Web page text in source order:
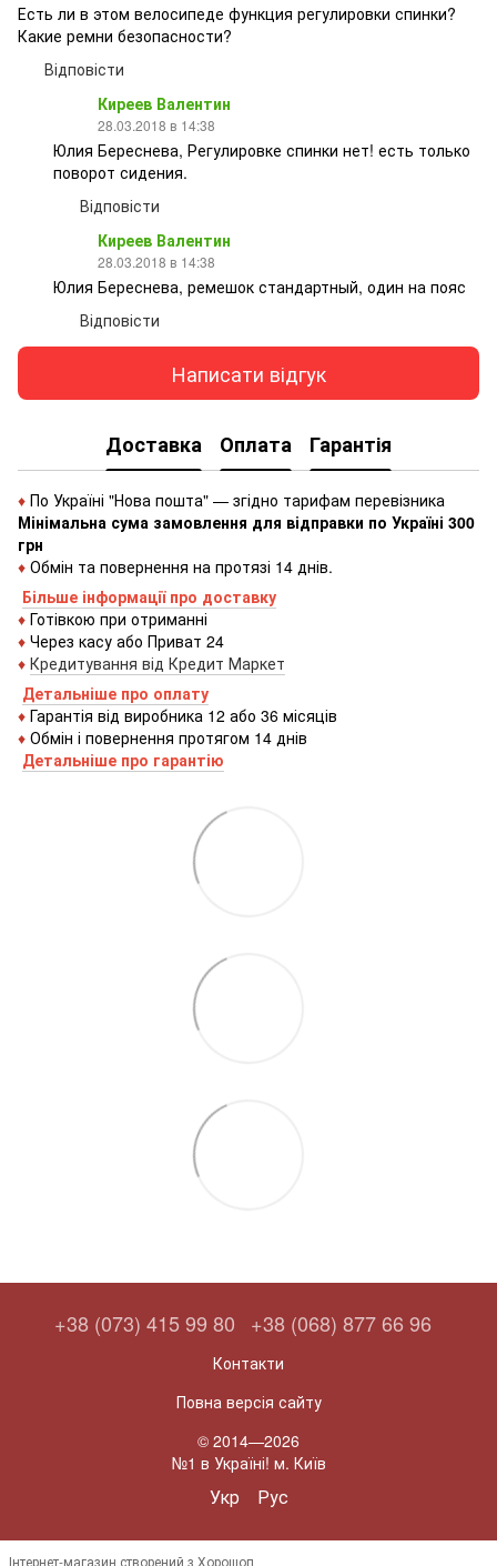
Есть ли в этом велосипеде функция регулировки спинки?
Какие ремни безопасности?
Відповісти
Киреев Валентин
28.03.2018 в 14:38
Юлия Береснева, Регулировке спинки нет! есть только
поворот сидения.
Відповісти
Киреев Валентин
28.03.2018 в 14:38
Юлия Береснева, ремешок стандартный, один на пояс
Відповісти
Написати відгук
Доставка Оплата Гарантія
♦ По Україні "Нова пошта" — згідно тарифам перевізника
Мінімальна сума замовлення для відправки по Україні 300
грн
♦ Обмін та повернення на протязі 14 днів.
Більше інформації про доставку
♦ Готівкою при отриманні
♦ Через касу або Приват 24
♦ Кредитування від Кредит Маркет
Детальніше про оплату
♦ Гарантія від виробника 12 або 36 місяців
♦ Обмін і повернення протягом 14 днів
Детальніше про гарантію
+38 (073) 415 99 80 +38 (068) 877 66 96
Контакти
Повна версія сайту
© 2014—2026
№1 в Україні! м. Київ
Укр Рус
Інтернет-магазин створений з Хорошоп